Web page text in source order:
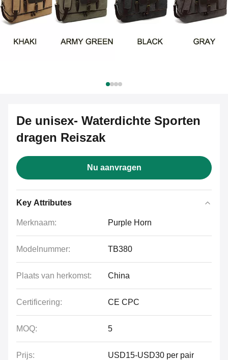
De unisex- Waterdichte Sporten
dragen Reiszak
Nu aanvragen
Key Attributes
Merknaam: Purple Horn
Modelnummer: TB380
Plaats van herkomst: China
Certificering: CE CPC
MOQ: 5
Prijs: USD15-USD30 per pair